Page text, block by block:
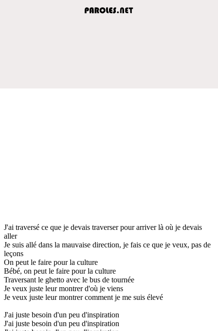
J'ai traversé ce que je devais traverser pour arriver là où je devais
aller
Je suis allé dans la mauvaise direction, je fais ce que je veux, pas de
leçons
On peut le faire pour la culture
Bébé, on peut le faire pour la culture
Traversant le ghetto avec le bus de tournée
Je veux juste leur montrer d'où je viens
Je veux juste leur montrer comment je me suis élevé
J'ai juste besoin d'un peu d'inspiration
J'ai juste besoin d'un peu d'inspiration